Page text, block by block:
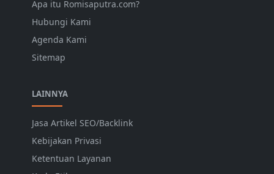
Apa itu Romisaputra.com?
Hubungi Kami
Agenda Kami
Sitemap
LAINNYA
Jasa Artikel SEO/Backlink
Kebijakan Privasi
Ketentuan Layanan